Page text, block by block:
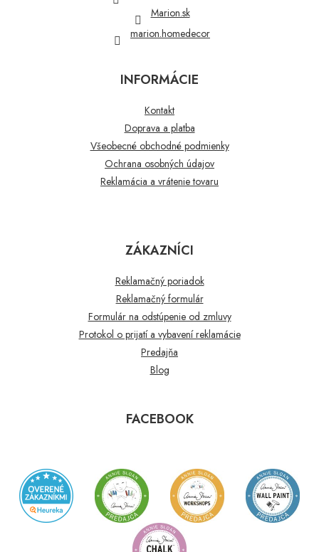
Marion.sk
marion.homedecor
INFORMÁCIE
Kontakt
Doprava a platba
Všeobecné obchodné podmienky
Ochrana osobných údajov
Reklamácia a vrátenie tovaru
ZÁKAZNÍCI
Reklamačný poriadok
Reklamačný formulár
Formulár na odstúpenie od zmluvy
Protokol o prijatí a vybavení reklamácie
Predajňa
Blog
FACEBOOK